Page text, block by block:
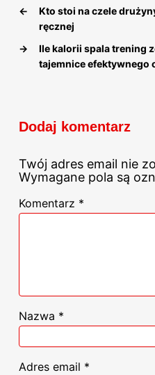
←
Kto stoi na czele
ręcznej
→
Ile kalorii spala trening
tajemnice efektywnego
Dodaj komentarz
Twój adres email nie
Wymagane pola są
Komentarz *
Nazwa *
Adres email *